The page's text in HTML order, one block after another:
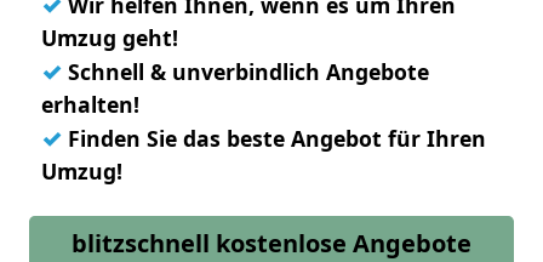
Umzug geht!
✓ Schnell & unverbindlich Angebote
erhalten!
✓ Finden Sie das beste Angebot für Ihren
Umzug!
blitzschnell kostenlose Angebote